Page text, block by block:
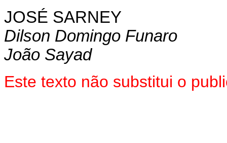
JOSÉ SARNEY
Dilson Domingo Funaro
João Sayad
Este texto não substitui o